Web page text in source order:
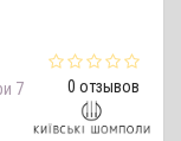
0 отзывов
7